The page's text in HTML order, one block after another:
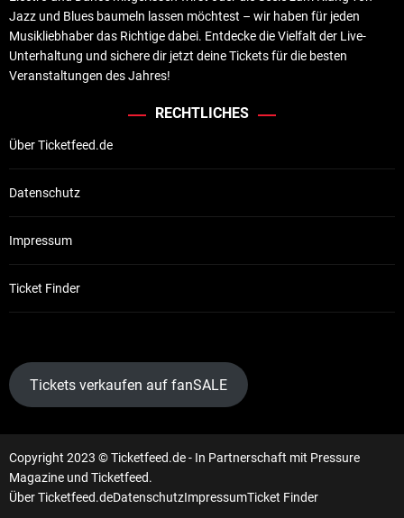
Jazz und Blues baumeln lassen möchtest – wir haben für jeden
Musikliebhaber das Richtige dabei. Entdecke die Vielfalt der Live-
Unterhaltung und sichere dir jetzt deine Tickets für die besten
Veranstaltungen des Jahres!
RECHTLICHES
Über Ticketfeed.de
Datenschutz
Impressum
Ticket Finder
Tickets verkaufen auf fanSALE
Copyright 2023 © Ticketfeed.de - In Partnerschaft mit Pressure
Magazine und Ticketfeed.
Über Ticketfeed.deDatenschutzImpressumTicket Finder